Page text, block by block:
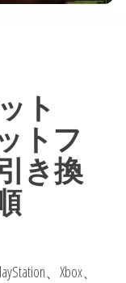
ト
トフ
き換
、Xbox、